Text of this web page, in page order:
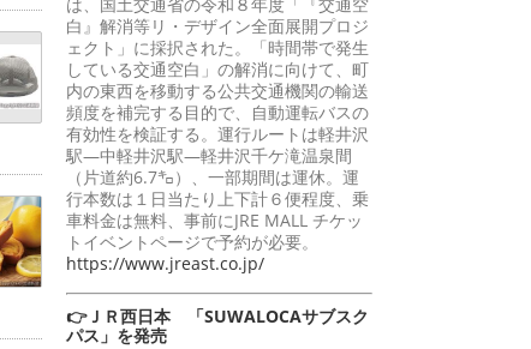
白』解消等リ・デザイン全面展開プロジ
ェクト」に採択された。「時間帯で発生
している交通空白」の解消に向けて、町
内の東西を移動する公共交通機関の輸送
頻度を補完する目的で、自動運転バスの
有効性を検証する。運行ルートは軽井沢
駅―中軽井沢駅―軽井沢千ケ滝温泉間
（片道約6.7㌔）、一部期間は運休。運
行本数は１日当たり上下計６便程度、乗
車料金は無料、事前にJRE MALL チケッ
トイベントページで予約が必要。
https://www.jreast.co.jp/
👉ＪＲ西日本 「SUWALOCAサブスク
パス」を発売